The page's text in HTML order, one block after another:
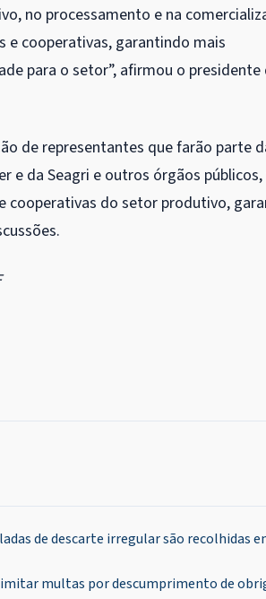
no processamento e na
cooperativas, garantindo mais
para o setor”, afirmou o presidente
de representantes que farão parte
e da Seagri e outros órgãos
cooperativas do setor produtivo,
de descarte irregular são recolhidas
multas por descumprimento de